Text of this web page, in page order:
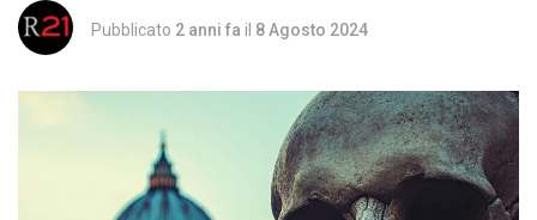
Pubblicato 2 anni fa il 8 Agosto 2024